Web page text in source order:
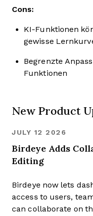
Cons:
KI-Funktionen
gewisse
Begrenzte
Funktionen
New Product
JULY 12 2026
Birdeye Adds
Editing
Birdeye now lets
access to users,
can collaborate on